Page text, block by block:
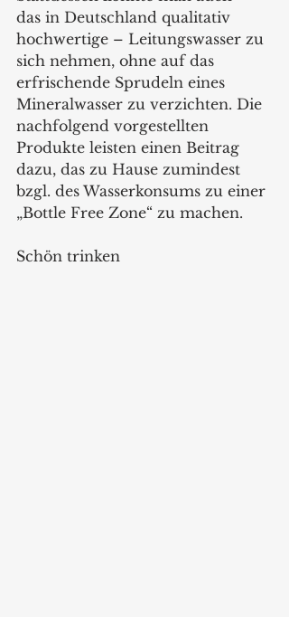
das in Deutschland qualitativ
hochwertige – Leitungswasser zu
sich nehmen, ohne auf das
erfrischende Sprudeln eines
Mineralwasser zu verzichten. Die
nachfolgend vorgestellten
Produkte leisten einen Beitrag
dazu, das zu Hause zumindest
bzgl. des Wasserkonsums zu einer
„Bottle Free Zone“ zu machen.
Schön trinken